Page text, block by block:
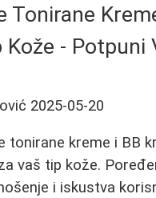
Tonirane
Kože - Potpuni
2025-05-20
tonirane kreme i BB
vaš tip kože.
i iskustva